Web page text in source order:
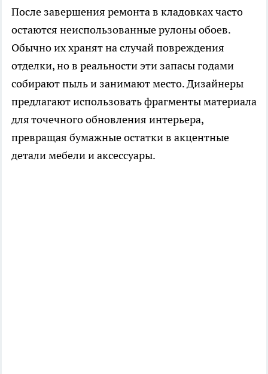
После завершения ремонта в кладовках часто
остаются неиспользованные рулоны обоев.
Обычно их хранят на случай повреждения
отделки, но в реальности эти запасы годами
собирают пыль и занимают место. Дизайнеры
предлагают использовать фрагменты материала
для точечного обновления интерьера,
превращая бумажные остатки в акцентные
детали мебели и аксессуары.